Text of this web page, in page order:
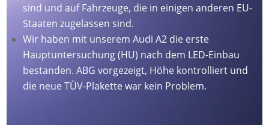
sind und auf Fahrzeuge, die in einigen anderen EU-
Staaten zugelassen sind.
Wir haben mit unserem Audi A2 die erste
Hauptuntersuchung (HU) nach dem LED-Einbau
bestanden. ABG vorgezeigt, Höhe kontrolliert und
die neue TÜV-Plakette war kein Problem.